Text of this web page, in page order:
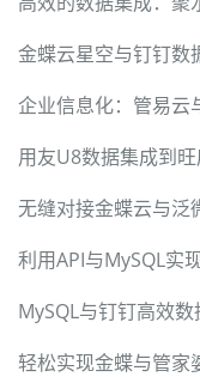
金蝶云星空与钉钉数
企业信息化：管易云
用友U8数据集成到
无缝对接金蝶云与泛
利用API与MySQL实
MySQL与钉钉高效
轻松实现金蝶与管家